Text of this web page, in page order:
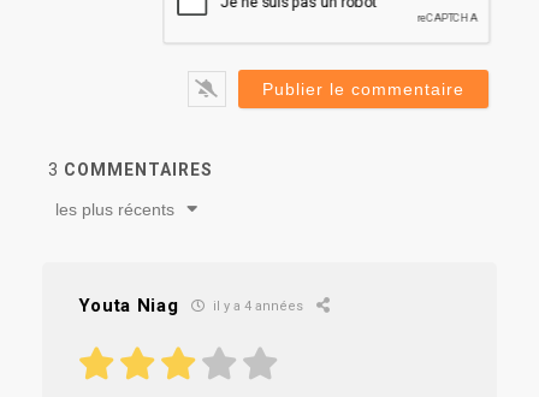
3 COMMENTAIRES
les plus récents
Youta Niag il y a 4 années